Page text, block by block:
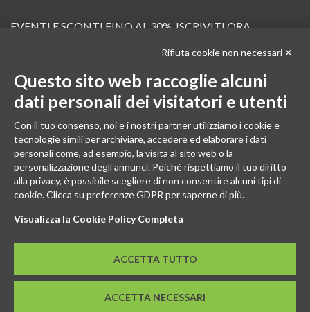
EVENTI E SCONTI FINO AL 30%. ISCRIVITI ORA.
Scopri in anteprima i nuovi prodotti, le promozioni riservate ai professionisti e resta
Iscrivi alla Newsletter
SEGUICI
Susegana (TV)
Rifiuta cookie non necessari ✕
Questo sito web raccoglie alcuni
dati personali dei visitatori e utenti
Con il tuo consenso, noi e i nostri partner utilizziamo i cookie e
tecnologie simili per archiviare, accedere ed elaborare i dati
personali come, ad esempio, la visita al sito web o la
personalizzazione degli annunci. Poiché rispettiamo il tuo diritto
alla privacy, è possibile scegliere di non consentire alcuni tipi di
cookie. Clicca su preferenze GDPR per saperne di più.
Visualizza la Cookie Policy Completa
ACCETTA TUTTO
ACCETTA NECESSARI